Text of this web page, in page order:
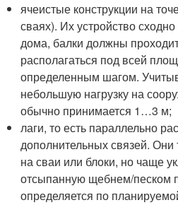
ячеистые конструкции на
сваях). Их устройство
дома, балки должны
располагаться под всей
определенным шагом.
небольшую нагрузку на
обычно принимается 1…3 м;
лаги, то есть параллельно
дополнительных связей. Они
на сваи или блоки, но чаще
отсыпанную щебнем/песком
определяется по